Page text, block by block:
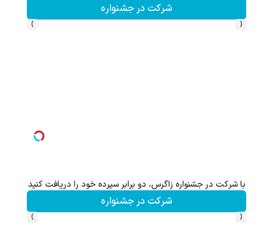
شرکت در جشنواره
‹
›
با شرکت در جشنواره زاگرس، دو برابر سپرده خود را دریافت کنید
شرکت در جشنواره
‹
›